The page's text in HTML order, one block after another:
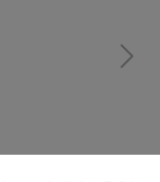
Erfahrung